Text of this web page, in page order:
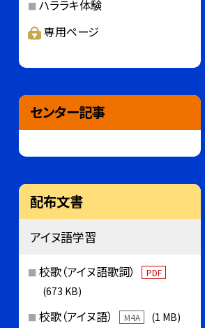
ハララキ体験
専用ページ
センター記事
配布文書
アイヌ語学習
校歌（アイヌ語歌詞） PDF
(673 KB)
校歌（アイヌ語） M4A (1 MB)